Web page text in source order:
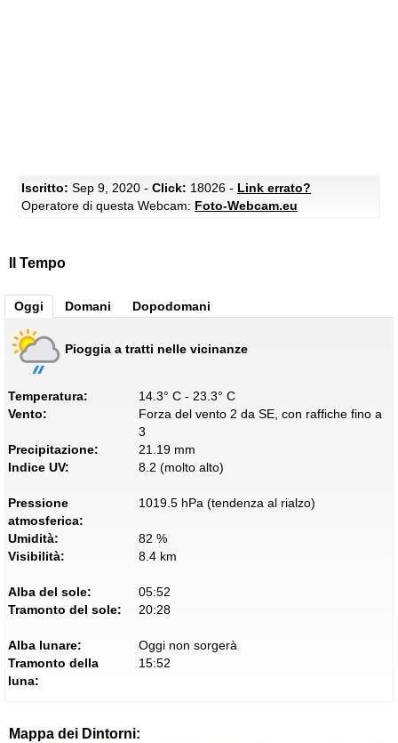
Iscritto: Sep 9, 2020 - Click: 18026 - Link errato?
Operatore di questa Webcam: Foto-Webcam.eu
Il Tempo
Oggi Domani Dopodomani
Pioggia a tratti nelle vicinanze
Temperatura:
14.3° C - 23.3° C
Vento:
Forza del vento 2 da SE, con raffiche fino a
3
Precipitazione:
21.19 mm
Indice UV:
8.2 (molto alto)
Pressione
atmosferica:
1019.5 hPa (tendenza al rialzo)
Umidità:
82 %
Visibilità:
8.4 km
Alba del sole:
05:52
Tramonto del sole:
20:28
Alba lunare:
Oggi non sorgerà
Tramonto della
luna:
15:52
Mappa dei Dintorni: